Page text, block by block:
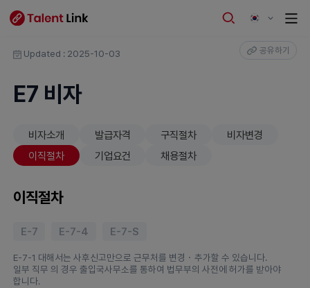
Updated : 2025-10-03 공유하기
E7 비자
비자소개 발급자격 구직절차
비자변경
이직절차
기업요건 채용절차
이직절차
E-7 E-7-4 E-7-S
E-7-1 대해서는 사후신고만으로 근무처를 변경・추가할 수 있습니다.
일부 직무 의 경우 출입국사무소를 통하여 법무부의 사전에 허가를 받아야
합니다.